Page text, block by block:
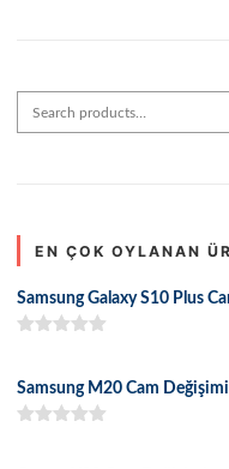
Search for:
EN ÇOK OYLANAN
Samsung Galaxy S10 Plus
Samsung M20 Cam Değişimi